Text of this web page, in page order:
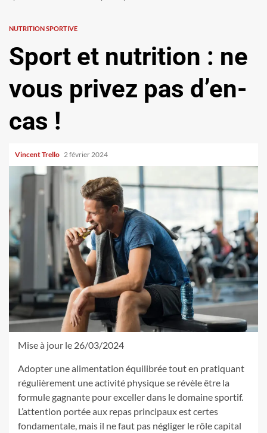
NUTRITION SPORTIVE
Sport et nutrition : ne
vous privez pas d’en-
cas !
Vincent Trello 2 février 2024
Mise à jour le 26/03/2024
Adopter une alimentation équilibrée tout en pratiquant
régulièrement une activité physique se révèle être la
formule gagnante pour exceller dans le domaine sportif.
L’attention portée aux repas principaux est certes
fondamentale, mais il ne faut pas négliger le rôle capital